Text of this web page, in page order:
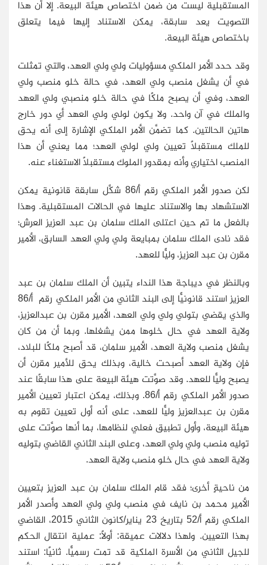
المستقبلية ليست من ضمن اختصاص هيئة البيعة. إلا أن هذا
التصويت يعد سابقة، يمكن الاستناد إليها فيما يتعلق
باختصاص هيئة البيعة.
وقد حدد الأمر الملكي مسؤوليات ولي ولي العهد، والتي تمثلت
في أن يشغل منصب ولي العهد، في حالة خلو منصب ولي
العهد، وفي أن يصبح ملكًا في حالة خلو منصبي ولي العهد
والملك في آن واحد. ولا يكون لولي ولي العهد أي دور خارج
هاتين الحالتين. كما تضمَّن الأمر الملكي الإشارة إلى أنه يحق
للملك مستقبلاً تعيين ولي لولي العهد؛ مما يعني أن هذا
المنصب اختياري وأنه بمقدور الملوك مستقبلاً الاستغناء عنه.
لكن صدور الأمر الملكي رقم أ/86 شكَّل سابقة قانونية يمكن
الاستشهاد بها والاستناد عليها في الحالات المستقبلية. وهذا
بالفعل ما تم حين اعتلى الملك سلمان بن عبد العزيز العرش؛
فقد نادى الملك سلمان بمبايعة ولي ولي العهد السابق، الأمير
مقرن بن عبد العزيز، وليًّا للعهد.
وبالنظر في ديباجة هذا النداء يتبين أن الملك سلمان بن عبد
العزيز استند قانونيًّا إلى البند الثاني من الأمر الملكي رقم أ/86
والذي يقضي بتولي ولي ولي العهد، الأمير مقرن بن عبدالعزيز،
ولاية العهد في حال خلوها ممن يشغلها. وبما أن من كان
يشغل منصب ولاية العهد، الأمير سلمان، قد أصبح ملكًا للبلاد،
فإن ولاية العهد أصبحت خالية، وبذلك يحق للأمير مقرن أن
يصبح وليًّا للعهد. وقد صوَّتت هيئة البيعة على هذا سابقًا عند
صدور الأمر الملكي رقم أ/86. وبذلك، يمكن اعتبار تعيين الأمير
مقرن بن عبدالعزيز وليًّا للعهد، على أنه أول تعيين تقوم به
هيئة البيعة، وأول تطبيق فعلي لنظامها، بما أنها صوَّتت على
توليه منصب ولي ولي العهد، وعلى البند الثاني القاضي بتوليه
ولاية العهد في حال خلو منصب ولاية العهد.
من ناحيةٍ أخرى؛ فقد قام الملك سلمان بن عبد العزيز بتعيين
الأمير محمد بن نايف في منصب ولي ولي العهد وأصدر الأمر
الملكي رقم أ/52 بتاريخ 23 يناير/كانون الثاني 2015، القاضي
بهذا التعيين. ولهذا دلالات عميقة: أولاً: عملية انتقال الحكم
للجيل الثاني من الأسرة الملكية قد تمت رسميًّا. ثانيًا: استند